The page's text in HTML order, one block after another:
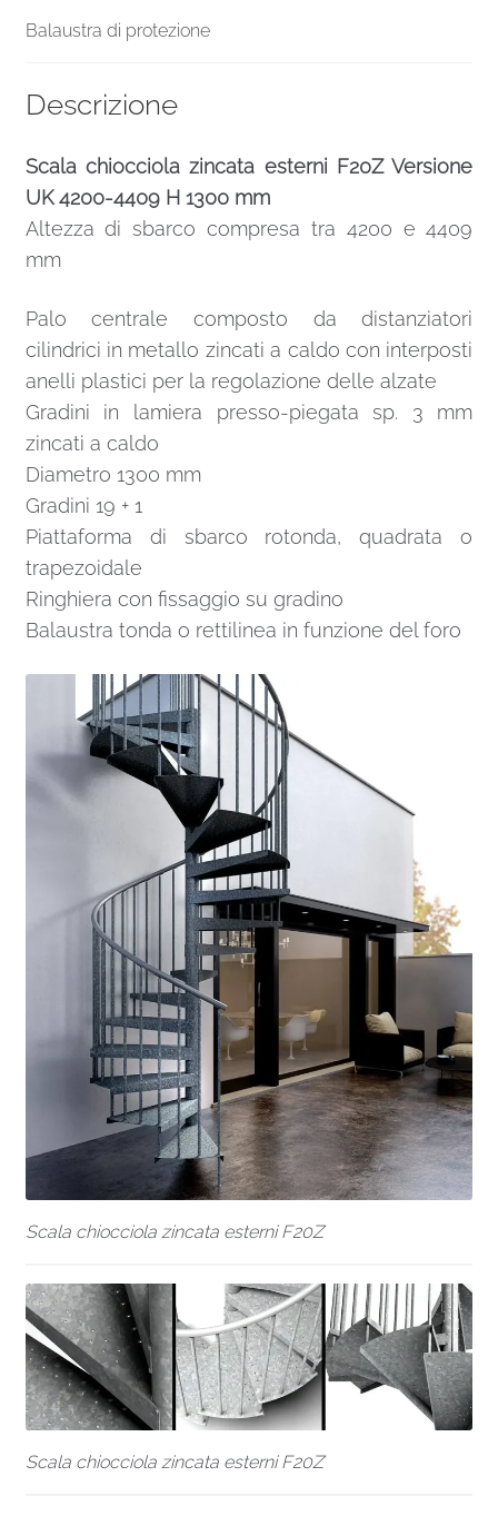
Balaustra di protezione
Descrizione
Scala chiocciola zincata esterni F20Z Versione
UK 4200-4409 H 1300 mm
Altezza di sbarco compresa tra 4200 e 4409
mm
Palo centrale composto da distanziatori
cilindrici in metallo zincati a caldo con interposti
anelli plastici per la regolazione delle alzate
Gradini in lamiera presso-piegata sp. 3 mm
zincati a caldo
Diametro 1300 mm
Gradini 19 + 1
Piattaforma di sbarco rotonda, quadrata o
trapezoidale
Ringhiera con fissaggio su gradino
Balaustra tonda o rettilinea in funzione del foro
Scala chiocciola zincata esterni F20Z
Scala chiocciola zincata esterni F20Z